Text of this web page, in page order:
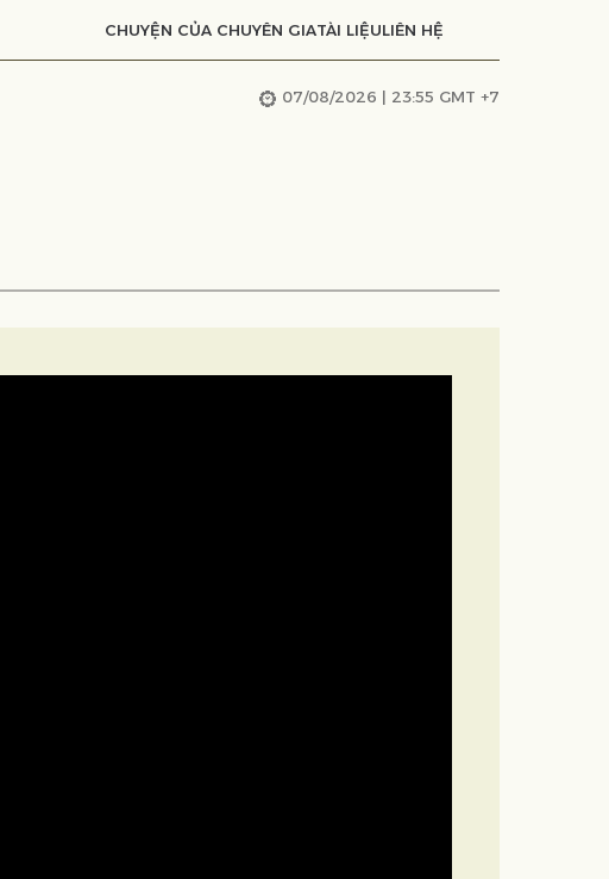
CHUYỆN CỦA CHUYÊN GIATÀI LIỆULIÊN HỆ
07/08/2026 | 23:55 GMT +7